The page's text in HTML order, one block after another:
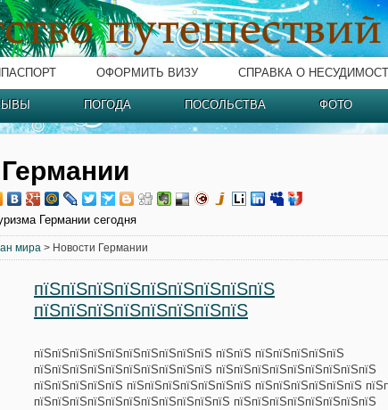
ОФОРМИТЬ ВИЗУ СПРАВКА О
ПОГОДА ПОСОЛЬСТВА ФОТО
Германии сегодня
мира > Новости Германии
пїЅпїЅпїЅпїЅпїЅпїЅпїЅпїЅпїЅ
пїЅпїЅпїЅпїЅпїЅпїЅпїЅпїЅ
пїЅпїЅпїЅпїЅпїЅпїЅпїЅпїЅпїЅпїЅ пїЅпїЅ пїЅпїЅпїЅпїЅпїЅ
пїЅпїЅпїЅпїЅпїЅпїЅпїЅпїЅпїЅпїЅ пїЅпїЅпїЅпїЅпїЅпїЅпїЅпїЅпїЅ
пїЅпїЅпїЅпїЅпїЅ пїЅпїЅпїЅпїЅпїЅпїЅпїЅ пїЅпїЅпїЅпїЅпїЅпїЅ
пїЅпїЅпїЅпїЅпїЅпїЅпїЅпїЅпїЅпїЅпїЅ пїЅпїЅпїЅпїЅпїЅпїЅпїЅпїЅ